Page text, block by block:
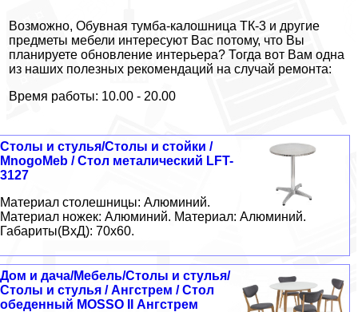
Возможно, Обувная тумба-калошница ТК-3 и другие
предметы мебели интересуют Вас потому, что Вы
планируете обновление интерьера? Тогда вот Вам одна
из наших полезных рекомендаций на случай ремонта:
Время работы: 10.00 - 20.00
Столы и стулья/Столы и стойки /
MnogoMeb / Стол металический LFT-
3127
Материал столешницы: Алюминий.
Материал ножек: Алюминий. Материал: Алюминий.
Габариты(ВxД): 70x60.
Дом и дача/Мебель/Столы и стулья/
Столы и стулья / Ангстрем / Стол
обеденный MOSSO II Ангстрем